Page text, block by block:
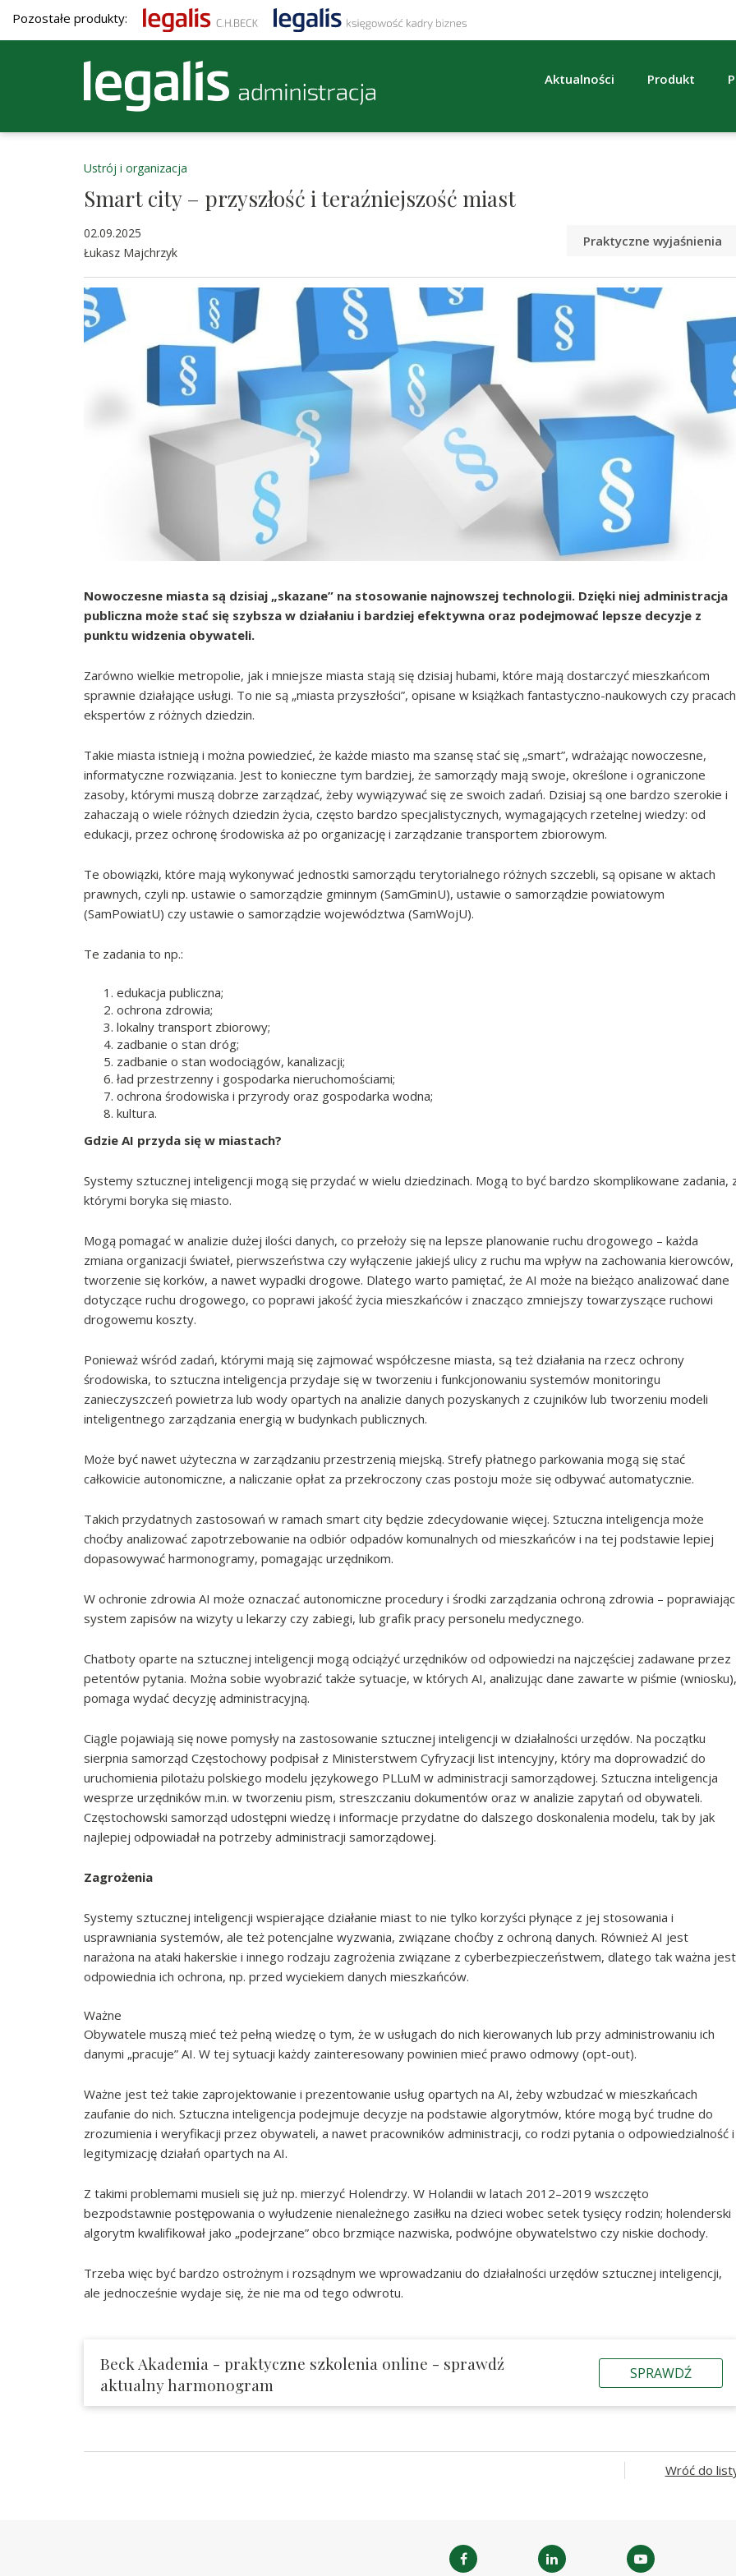
Pozostałe produkty:
Aktualności Produkt
Ustrój i organizacja
Smart city – przyszłość i teraźniejszość miast
02.09.2025
Łukasz Majchrzyk
Praktyczne wyjaśnienia
Nowoczesne miasta są dzisiaj „skazane” na stosowanie najnowszej technologii. Dzięki niej administracja
publiczna może stać się szybsza w działaniu i bardziej efektywna oraz podejmować lepsze decyzje z
punktu widzenia obywateli.
Zarówno wielkie metropolie, jak i mniejsze miasta stają się dzisiaj hubami, które mają dostarczyć mieszkańcom
sprawnie działające usługi. To nie są „miasta przyszłości”, opisane w książkach fantastyczno-naukowych czy pracach
ekspertów z różnych dziedzin.
Takie miasta istnieją i można powiedzieć, że każde miasto ma szansę stać się „smart”, wdrażając nowoczesne,
informatyczne rozwiązania. Jest to konieczne tym bardziej, że samorządy mają swoje, określone i ograniczone
zasoby, którymi muszą dobrze zarządzać, żeby wywiązywać się ze swoich zadań. Dzisiaj są one bardzo szerokie i
zahaczają o wiele różnych dziedzin życia, często bardzo specjalistycznych, wymagających rzetelnej wiedzy: od
edukacji, przez ochronę środowiska aż po organizację i zarządzanie transportem zbiorowym.
Te obowiązki, które mają wykonywać jednostki samorządu terytorialnego różnych szczebli, są opisane w aktach
prawnych, czyli np. ustawie o samorządzie gminnym (SamGminU), ustawie o samorządzie powiatowym
(SamPowiatU) czy ustawie o samorządzie województwa (SamWojU).
Te zadania to np.:
edukacja publiczna;
ochrona zdrowia;
lokalny transport zbiorowy;
zadbanie o stan dróg;
zadbanie o stan wodociągów, kanalizacji;
ład przestrzenny i gospodarka nieruchomościami;
ochrona środowiska i przyrody oraz gospodarka wodna;
kultura.
Gdzie AI przyda się w miastach?
Systemy sztucznej inteligencji mogą się przydać w wielu dziedzinach. Mogą to być bardzo skomplikowane zadania,
którymi boryka się miasto.
Mogą pomagać w analizie dużej ilości danych, co przełoży się na lepsze planowanie ruchu drogowego – każda
zmiana organizacji świateł, pierwszeństwa czy wyłączenie jakiejś ulicy z ruchu ma wpływ na zachowania kierowców,
tworzenie się korków, a nawet wypadki drogowe. Dlatego warto pamiętać, że AI może na bieżąco analizować dane
dotyczące ruchu drogowego, co poprawi jakość życia mieszkańców i znacząco zmniejszy towarzyszące ruchowi
drogowemu koszty.
Ponieważ wśród zadań, którymi mają się zajmować współczesne miasta, są też działania na rzecz ochrony
środowiska, to sztuczna inteligencja przydaje się w tworzeniu i funkcjonowaniu systemów monitoringu
zanieczyszczeń powietrza lub wody opartych na analizie danych pozyskanych z czujników lub tworzeniu modeli
inteligentnego zarządzania energią w budynkach publicznych.
Może być nawet użyteczna w zarządzaniu przestrzenią miejską. Strefy płatnego parkowania mogą się stać
całkowicie autonomiczne, a naliczanie opłat za przekroczony czas postoju może się odbywać automatycznie.
Takich przydatnych zastosowań w ramach smart city będzie zdecydowanie więcej. Sztuczna inteligencja może
choćby analizować zapotrzebowanie na odbiór odpadów komunalnych od mieszkańców i na tej podstawie lepiej
dopasowywać harmonogramy, pomagając urzędnikom.
W ochronie zdrowia AI może oznaczać autonomiczne procedury i środki zarządzania ochroną zdrowia – poprawiając
system zapisów na wizyty u lekarzy czy zabiegi, lub grafik pracy personelu medycznego.
Chatboty oparte na sztucznej inteligencji mogą odciążyć urzędników od odpowiedzi na najczęściej zadawane przez
petentów pytania. Można sobie wyobrazić także sytuacje, w których AI, analizując dane zawarte w piśmie (wniosku),
pomaga wydać decyzję administracyjną.
Ciągle pojawiają się nowe pomysły na zastosowanie sztucznej inteligencji w działalności urzędów. Na początku
sierpnia samorząd Częstochowy podpisał z Ministerstwem Cyfryzacji list intencyjny, który ma doprowadzić do
uruchomienia pilotażu polskiego modelu językowego PLLuM w administracji samorządowej. Sztuczna inteligencja
wesprze urzędników m.in. w tworzeniu pism, streszczaniu dokumentów oraz w analizie zapytań od obywateli.
Częstochowski samorząd udostępni wiedzę i informacje przydatne do dalszego doskonalenia modelu, tak by jak
najlepiej odpowiadał na potrzeby administracji samorządowej.
Zagrożenia
Systemy sztucznej inteligencji wspierające działanie miast to nie tylko korzyści płynące z jej stosowania i
usprawniania systemów, ale też potencjalne wyzwania, związane choćby z ochroną danych. Również AI jest
narażona na ataki hakerskie i innego rodzaju zagrożenia związane z cyberbezpieczeństwem, dlatego tak ważna jest
odpowiednia ich ochrona, np. przed wyciekiem danych mieszkańców.
Ważne
Obywatele muszą mieć też pełną wiedzę o tym, że w usługach do nich kierowanych lub przy administrowaniu ich
danymi „pracuje” AI. W tej sytuacji każdy zainteresowany powinien mieć prawo odmowy (opt-out).
Ważne jest też takie zaprojektowanie i prezentowanie usług opartych na AI, żeby wzbudzać w mieszkańcach
zaufanie do nich. Sztuczna inteligencja podejmuje decyzje na podstawie algorytmów, które mogą być trudne do
zrozumienia i weryfikacji przez obywateli, a nawet pracowników administracji, co rodzi pytania o odpowiedzialność i
legitymizację działań opartych na AI.
Z takimi problemami musieli się już np. mierzyć Holendrzy. W Holandii w latach 2012–2019 wszczęto
bezpodstawnie postępowania o wyłudzenie nienależnego zasiłku na dzieci wobec setek tysięcy rodzin; holenderski
algorytm kwalifikował jako „podejrzane” obco brzmiące nazwiska, podwójne obywatelstwo czy niskie dochody.
Trzeba więc być bardzo ostrożnym i rozsądnym we wprowadzaniu do działalności urzędów sztucznej inteligencji,
ale jednocześnie wydaje się, że nie ma od tego odwrotu.
Beck Akademia - praktyczne szkolenia online - sprawdź
aktualny harmonogram
SPRAWDŹ
Wróć do